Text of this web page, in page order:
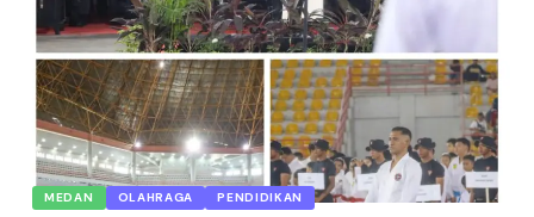
MEDAN OLAHRAGA PENDIDIKAN